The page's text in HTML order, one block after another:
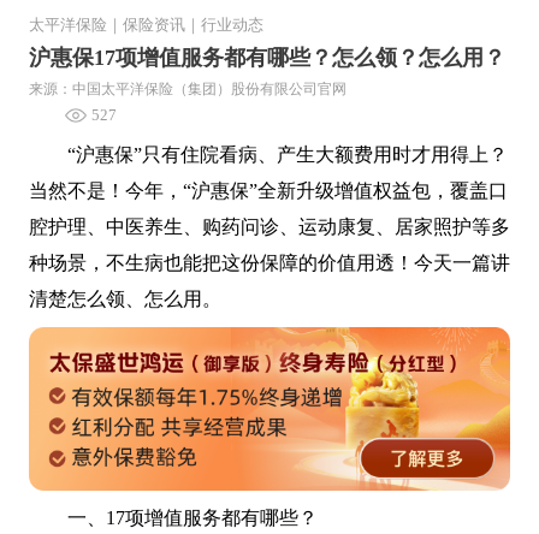
太平洋保险 保险资讯 行业动态
沪惠保17项增值服务都有哪些？怎么领？怎么用？
来源：中国太平洋保险（集团）股份有限公司官网
527
“沪惠保”只有住院看病、产生大额费用时才用得上？
当然不是！今年，“沪惠保”全新升级增值权益包，覆盖口
腔护理、中医养生、购药问诊、运动康复、居家照护等多
种场景，不生病也能把这份保障的价值用透！今天一篇讲
清楚怎么领、怎么用。
一、17项增值服务都有哪些？